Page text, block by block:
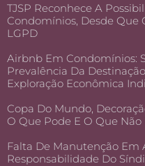
TJSP Reconhece A
Condomínios, Desde Que
LGPD
Airbnb Em Condomínios:
Prevalência Da
Exploração Econômica
Copa Do Mundo,
O Que Pode E O Que
Falta De Manutenção Em
Responsabilidade Do